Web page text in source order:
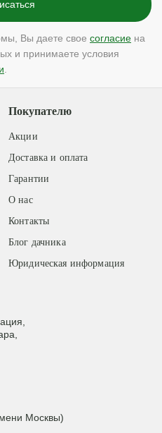
Вы даете свое согласие на
и принимаете условия
Москвы)
Покупателю
Акции
Доставка и оплата
Гарантии
О нас
Контакты
Блог дачника
Юридическая информация